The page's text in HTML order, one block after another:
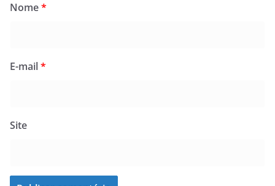
Nome*
E-mail*
Site